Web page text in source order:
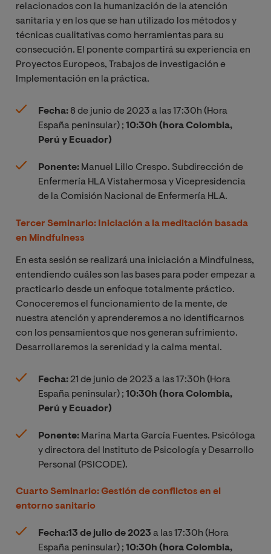
relacionados con la humanización de la atención
sanitaria y en los que se han utilizado los métodos y
técnicas cualitativas como herramientas para su
consecución. El ponente compartirá su experiencia en
Proyectos Europeos, Trabajos de investigación e
Implementación en la práctica.
Fecha: 8 de junio de 2023 a las 17:30h (Hora
España peninsular) ; 10:30h (hora Colombia,
Perú y Ecuador)
Ponente: Manuel Lillo Crespo. Subdirección de
Enfermería HLA Vistahermosa y Vicepresidencia
de la Comisión Nacional de Enfermería HLA.
Tercer Seminario: Iniciación a la meditación basada
en Mindfulness
En esta sesión se realizará una iniciación a Mindfulness,
entendiendo cuáles son las bases para poder empezar a
practicarlo desde un enfoque totalmente práctico.
Conoceremos el funcionamiento de la mente, de
nuestra atención y aprenderemos a no identificarnos
con los pensamientos que nos generan sufrimiento.
Desarrollaremos la serenidad y la calma mental.
Fecha:21 de junio de 2023 a las 17:30h (Hora
España peninsular) ; 10:30h (hora Colombia,
Perú y Ecuador)
Ponente: Marina Marta García Fuentes. Psicóloga
y directora del Instituto de Psicología y Desarrollo
Personal (PSICODE).
Cuarto Seminario: Gestión de conflictos en el
entorno sanitario
Fecha:13 de julio de 2023 a las 17:30h (Hora
España peninsular) ; 10:30h (hora Colombia,